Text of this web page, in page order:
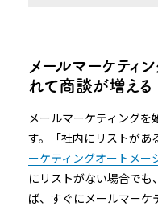
メールマーケティ
れて商談が増える
メールマーケティング
す。「社内にリストがあ
ーケティングオートメー
にリストがない場合で
ば、すぐにメールマーケ